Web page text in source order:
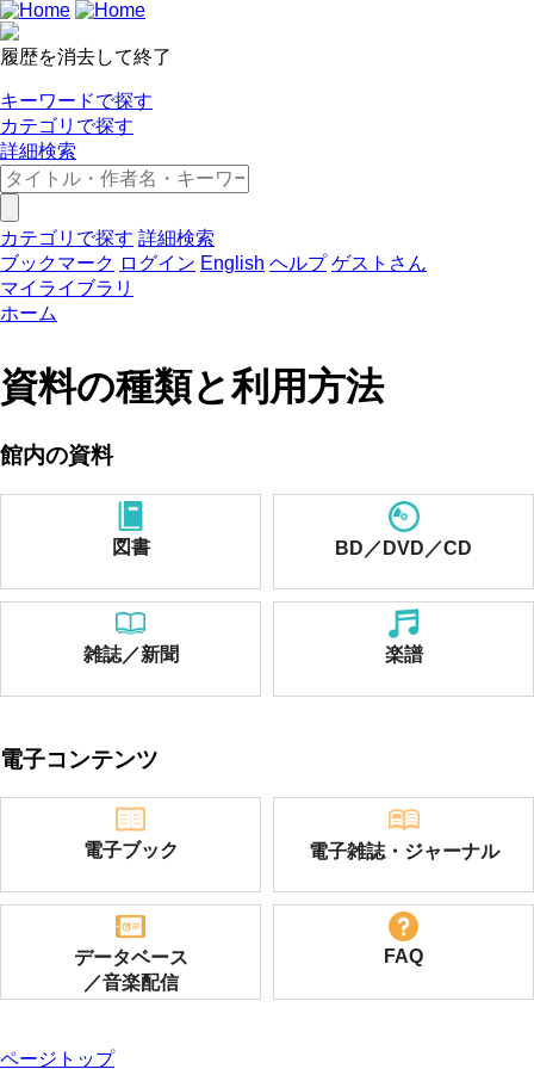
履歴を消去して終了
キーワードで探す
カテゴリで探す
詳細検索
カテゴリで探す 詳細検索
ブックマーク ログイン English ヘルプ ゲストさん
マイライブラリ
ホーム
資料の種類と利用方法
館内の資料
図書 BD／DVD／CD
雑誌／新聞 楽譜
電子コンテンツ
電子ブック 電子雑誌・ジャーナル
データベース
／音楽配信
FAQ
ページトップ